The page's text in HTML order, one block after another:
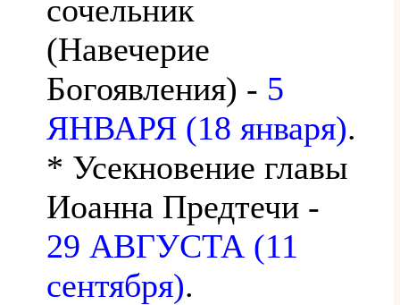
сочельник
(Навечерие
Богоявления) - 5
ЯНВАРЯ (18 января).
* Усекновение главы
Иоанна Предтечи -
29 АВГУСТА (11
сентября).